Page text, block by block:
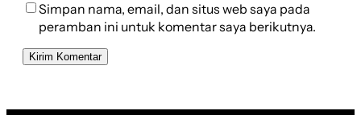
Simpan nama, email, dan situs web saya pada
peramban ini untuk komentar saya berikutnya.